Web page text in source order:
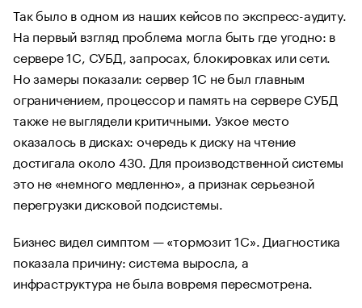
Так было в одном из наших кейсов по экспресс-аудиту.
На первый взгляд проблема могла быть где угодно: в
сервере 1С, СУБД, запросах, блокировках или сети.
Но замеры показали: сервер 1С не был главным
ограничением, процессор и память на сервере СУБД
также не выглядели критичными. Узкое место
оказалось в дисках: очередь к диску на чтение
достигала около 430. Для производственной системы
это не «немного медленно», а признак серьезной
перегрузки дисковой подсистемы.
Бизнес видел симптом — «тормозит 1С». Диагностика
показала причину: система выросла, а
инфраструктура не была вовремя пересмотрена.